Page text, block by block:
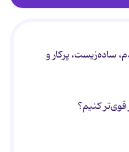
ساده‌زیست، پرکار و